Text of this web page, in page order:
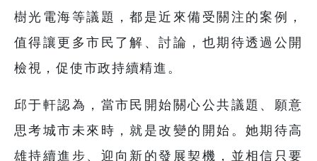
樹光電海等議題，都是近來備受關注的案例，
值得讓更多市民了解、討論，也期待透過公開
檢視，促使市政持續精進。
邱于軒認為，當市民開始關心公共議題、願意
思考城市未來時，就是改變的開始。她期待高
雄持續進步、迎向新的發展契機，並相信只要